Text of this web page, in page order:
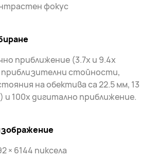
фокус
приближение (3.7x и 9.4x
приблизителни стойности,
на обектива са 22.5 мм, 13
и 100x дигитално приближение.
× 6144 пиксела